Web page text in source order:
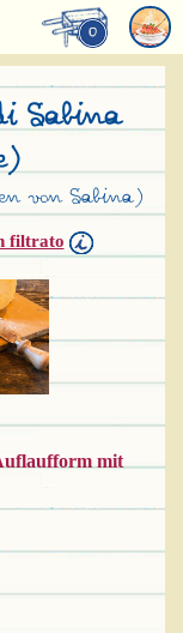
0
Sabina
von Sabina)
filtrato
mit